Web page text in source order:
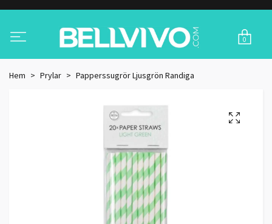
0
Hem Prylar Papperssugrör Ljusgrön Randiga